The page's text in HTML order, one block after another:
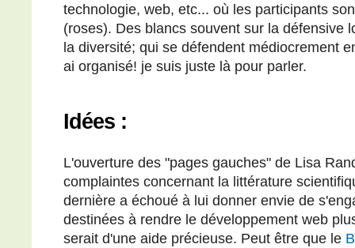
technologie, web, etc... où les participants
(roses). Des blancs souvent sur la défensive
la diversité; qui se défendent médiocrement
ai organisé! je suis juste là pour parler.
Idées :
L'ouverture des "pages gauches" de Lisa
complaintes concernant la littérature
dernière a échoué à lui donner envie de
destinées à rendre le développement web
serait d'une aide précieuse. Peut être que le